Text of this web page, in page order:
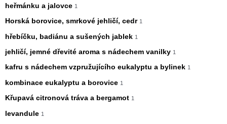
heřmánku a jalovce 1
Horská borovice, smrkové jehličí, cedr 1
hřebíčku, badiánu a sušených jablek 1
jehličí, jemné dřevité aroma s nádechem vanilky 1
kafru s nádechem vzpružujícího eukalyptu a bylinek 1
kombinace eukalyptu a borovice 1
Křupavá citronová tráva a bergamot 1
levandule 1